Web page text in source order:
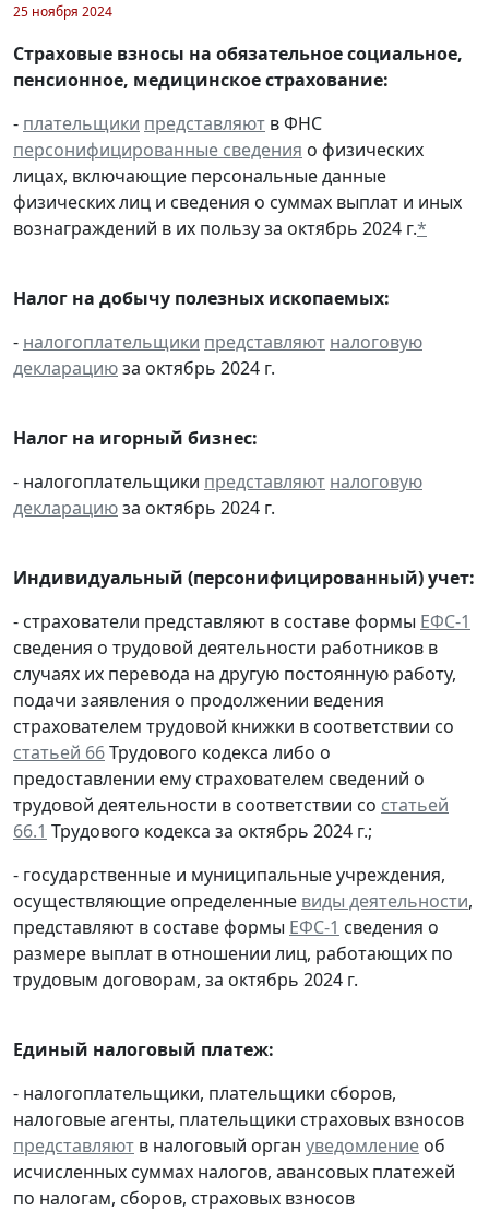
25 ноября 2024
Страховые взносы на обязательное социальное,
пенсионное, медицинское страхование:
- плательщики представляют в ФНС
персонифицированные сведения о физических
лицах, включающие персональные данные
физических лиц и сведения о суммах выплат и иных
вознаграждений в их пользу за октябрь 2024 г.*
Налог на добычу полезных ископаемых:
- налогоплательщики представляют налоговую
декларациюза октябрь 2024 г.
Налог на игорный бизнес:
- налогоплательщики представляют налоговую
декларациюза октябрь 2024 г.
Индивидуальный (персонифицированный) учет:
- страхователи представляют в составе формы ЕФС-1
сведения о трудовой деятельности работников в
случаях их перевода на другую постоянную работу,
подачи заявления о продолжении ведения
страхователем трудовой книжки в соответствии со
статьей 66Трудового кодекса либо о
предоставлении ему страхователем сведений о
трудовой деятельности в соответствии со статьей
66.1 Трудового кодекса за октябрь 2024 г.;
- государственные и муниципальные учреждения,
осуществляющие определенные виды деятельности,
представляют в составе формы ЕФС-1 сведения о
размере выплат в отношении лиц, работающих по
трудовым договорам, за октябрь 2024 г.
Единый налоговый платеж:
- налогоплательщики, плательщики сборов,
налоговые агенты, плательщики страховых взносов
представляют в налоговый орган уведомление об
исчисленных суммах налогов, авансовых платежей
по налогам, сборов, страховых взносов